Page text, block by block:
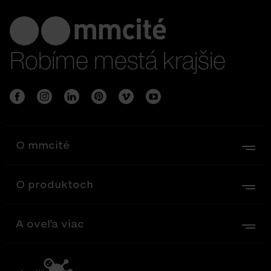
Robíme mestá krajšie
O mmcité
O produktoch
A oveľa viac